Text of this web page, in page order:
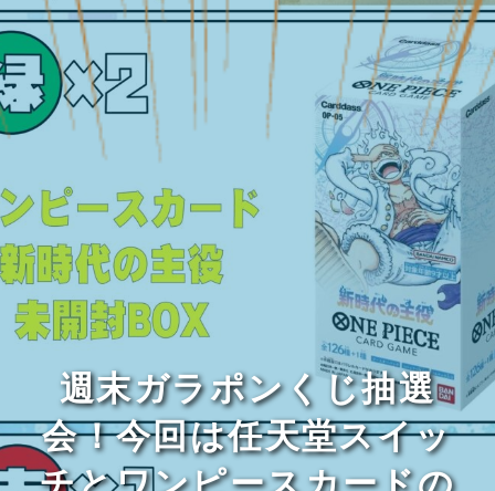
週末ガラポンくじ抽選
会！今回は任天堂スイッ